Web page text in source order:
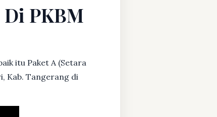
PKBM
itu Paket A (Setara
Kab. Tangerang di